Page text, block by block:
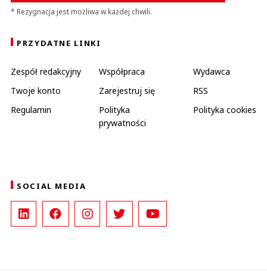
* Rezygnacja jest możliwa w każdej chwili.
PRZYDATNE LINKI
Zespół redakcyjny Współpraca
Wydawca
Twoje konto
Zarejestruj się
RSS
Regulamin
Polityka
prywatności
Polityka cookies
SOCIAL MEDIA